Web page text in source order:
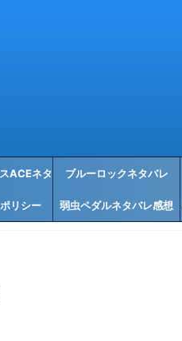
ACEネタ ブルーロックネタバレ
リシー 弱虫ペダルネタバレ感想